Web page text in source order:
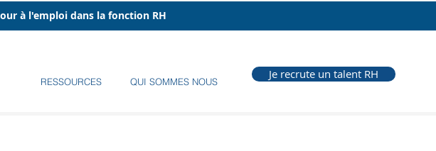
à l'emploi dans la fonction RH
RESSOURCES QUI SOMMES NOUS
Je recrute un talent RH